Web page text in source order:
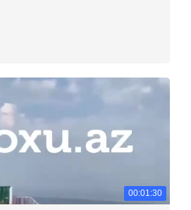
00:01:30